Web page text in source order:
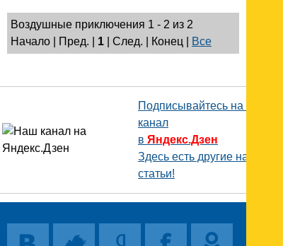
Воздушные приключения 1 - 2 из 2
Начало | Пред. | 1 | След. | Конец Все
Подписывайтесь на наш
канал
в Яндекс.Дзен
Здесь есть другие наши
статьи!